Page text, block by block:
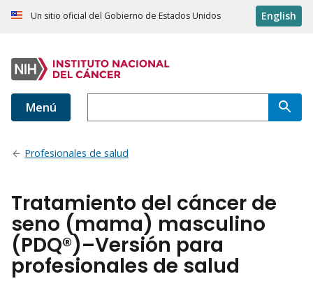
Un sitio oficial del Gobierno de Estados Unidos English
Menú
Profesionales de salud
Tratamiento del cáncer de
seno (mama) masculino
(PDQ®)–Versión para
profesionales de salud